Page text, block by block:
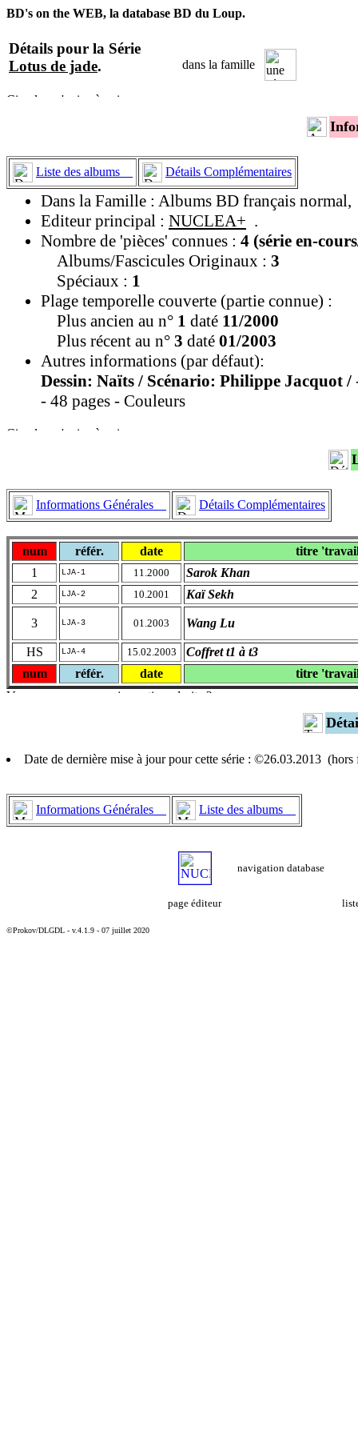
BD's on the WEB, la database BD du Loup.
Détails pour la Série
Lotus de jade. dans la famille
Liste des albums Détails Complémentaires
Dans la Famille : Albums BD français normal,
Editeur principal : NUCLEA+ .
Nombre de 'pièces' connues : 4 (série en-
Albums/Fascicules Originaux : 3
Spéciaux : 1
Plage temporelle couverte (partie connue) :
Plus ancien au n° 1 daté 11/2000
Plus récent au n° 3 daté 01/2003
Autres informations (par défaut):
Dessin: Naïts / Scénario: Philippe Jacquot /
- 48 pages - Couleurs
Informations Générales Détails Complémentaires
num référ. date
titre
1
LJA-1 11.2000
Sarok Khan
2
LJA-2 10.2001 Kaï Sekh
3 LJA-3 01.2003 Wang Lu
HS LJA-4 15.02.2003
Coffret t1 à t3
num
référ. date titre
Date de dernière mise à jour pour cette série : ©26.03.2013 (hors
Informations Générales Liste des albums
navigation database
page éditeur
©Prokov/DLGDL - v.4.1.9 - 07 juillet 2020